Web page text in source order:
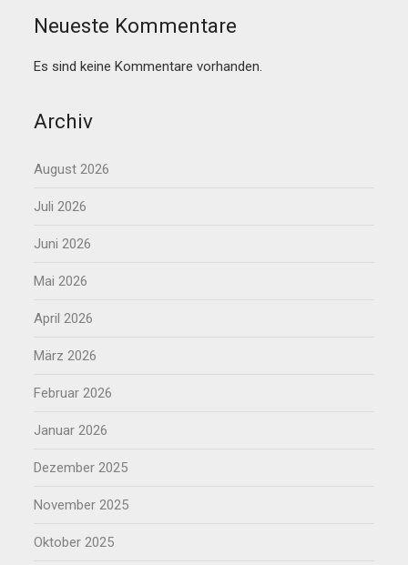
Neueste Kommentare
Es sind keine Kommentare vorhanden.
Archiv
August 2026
Juli 2026
Juni 2026
Mai 2026
April 2026
März 2026
Februar 2026
Januar 2026
Dezember 2025
November 2025
Oktober 2025